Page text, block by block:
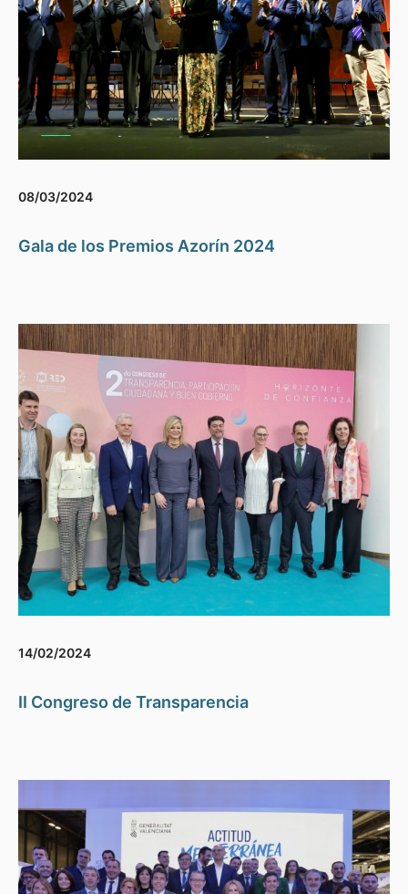
08/03/2024
Gala de los Premios Azorín 2024
14/02/2024
II Congreso de Transparencia